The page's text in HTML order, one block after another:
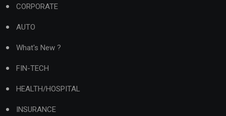
CORPORATE
AUTO
What's New ?
FIN-TECH
HEALTH/HOSPITAL
INSURANCE